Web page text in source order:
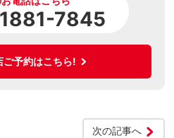
7845
ご予約はこちら!
次の記事へ